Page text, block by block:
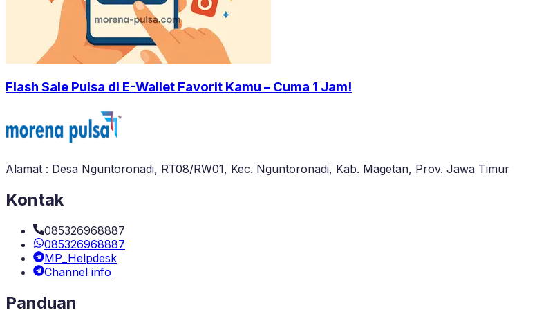
Flash Sale Pulsa di E-Wallet Favorit Kamu – Cuma 1 Jam!
Alamat : Desa Nguntoronadi, RT08/RW01, Kec. Nguntoronadi, Kab. Magetan, Prov. Jawa Timur
Kontak
085326968887
085326968887
MP_Helpdesk
Channel info
Panduan